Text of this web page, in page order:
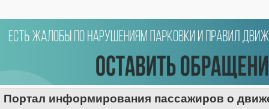
Портал информирования пассажиров о